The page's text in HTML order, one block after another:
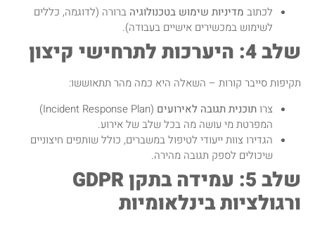
לכתוב מדיניות שימוש בטכנולוגיה ברורה (לדוגמה, כללים
לשימוש במכשירים אישיים בעבודה).
שלב 4: היערכות לתרחישי קיצון
תקיפות סייבר קורות – השאלה היא כמה מהר תתאוששו:
צרותוכנית תגובה לאירועים
(Incident Response Plan)
המפרטת מי עושה מה בכל שלב של אירוע.
הגדירו צוות ייעודי לטיפול במשברים, כולל שותפים חיצוניים
שיכולים לספק תגובה מהירה.
שלב 5: עמידה בתקן GDPR
ורגולציות בינלאומיות